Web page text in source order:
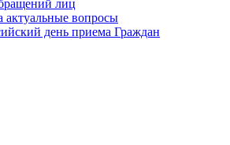
лиц
актуальные вопросы
день приема Граждан